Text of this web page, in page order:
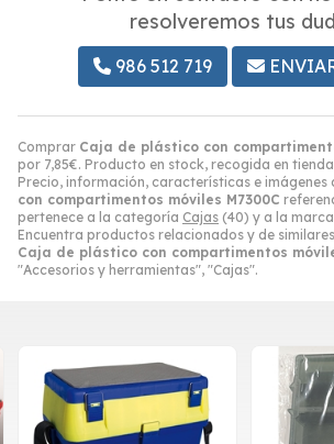
Comprar Caja de plástico con
por 7,85€. Producto en stock, recogida en
Precio, información, características e imágenes
con compartimentos móviles M7300C
pertenece a la categoría Cajas (40) y a la marca
Encuentra productos relacionados y de
Caja de plástico con compartimentos
"Accesorios y herramientas", "Cajas".
resolveremos tus
986 512 719